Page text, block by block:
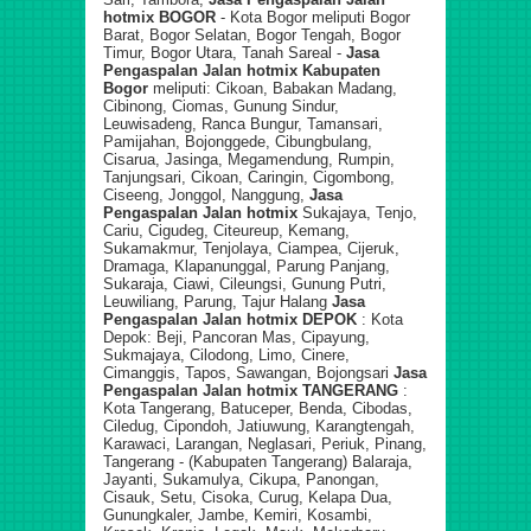
hotmix BOGOR - Kota Bogor meliputi Bogor
Barat, Bogor Selatan, Bogor Tengah, Bogor
Timur, Bogor Utara, Tanah Sareal - Jasa
Pengaspalan Jalan hotmix Kabupaten
Bogor meliputi: Cikoan, Babakan Madang,
Cibinong, Ciomas, Gunung Sindur,
Leuwisadeng, Ranca Bungur, Tamansari,
Pamijahan, Bojonggede, Cibungbulang,
Cisarua, Jasinga, Megamendung, Rumpin,
Tanjungsari, Cikoan, Caringin, Cigombong,
Ciseeng, Jonggol, Nanggung, Jasa
Pengaspalan Jalan hotmix Sukajaya, Tenjo,
Cariu, Cigudeg, Citeureup, Kemang,
Sukamakmur, Tenjolaya, Ciampea, Cijeruk,
Dramaga, Klapanunggal, Parung Panjang,
Sukaraja, Ciawi, Cileungsi, Gunung Putri,
Leuwiliang, Parung, Tajur Halang Jasa
Pengaspalan Jalan hotmix DEPOK : Kota
Depok: Beji, Pancoran Mas, Cipayung,
Sukmajaya, Cilodong, Limo, Cinere,
Cimanggis, Tapos, Sawangan, Bojongsari Jasa
Pengaspalan Jalan hotmix TANGERANG :
Kota Tangerang, Batuceper, Benda, Cibodas,
Ciledug, Cipondoh, Jatiuwung, Karangtengah,
Karawaci, Larangan, Neglasari, Periuk, Pinang,
Tangerang - (Kabupaten Tangerang) Balaraja,
Jayanti, Sukamulya, Cikupa, Panongan,
Cisauk, Setu, Cisoka, Curug, Kelapa Dua,
Gunungkaler, Jambe, Kemiri, Kosambi,